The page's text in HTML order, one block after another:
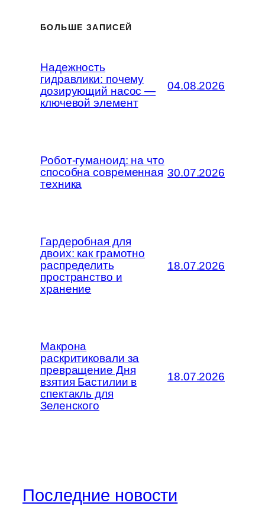
БОЛЬШЕ ЗАПИСЕЙ
Надежность
гидравлики: почему
дозирующий насос —
ключевой элемент
04.08.2026
Робот-гуманоид: на что
способна современная
техника
30.07.2026
Гардеробная для
двоих: как грамотно
распределить
пространство и
хранение
18.07.2026
Макрона
раскритиковали за
превращение Дня
взятия Бастилии в
спектакль для
Зеленского
18.07.2026
Последние новости